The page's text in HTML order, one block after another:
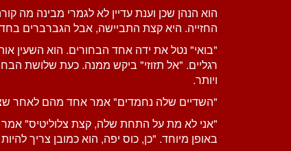
הוא הנהן שכן וענת עדיין לא לגמרי מבינה
החזייה. היא קצת התביישה, אבל הגברברים
"בואי" נטל את ידה אחד הבחורים. הוא השעין
רגליים. "אל תזוזי" ביקש ממנה. כעת שלושת
ויותר.
"השדיים שלה נחמדים" אמר אחד מהם לאחר
"אני לא מת על התחת שלה, קצת צלוליטיס"
באופן מיוחד. "כן, כוס יפה, הוא כמובן צריך